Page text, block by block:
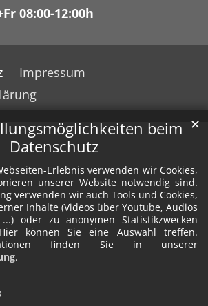
beim
Datenschutz
Erlebnis verwenden wir Cookies,
unserer Website notwendig sind.
verwenden wir auch Tools und Cookies,
Inhalte (Videos über Youtube, Audios
oder zu anonymen Statistikzwecken
können Sie eine Auswahl treffen.
finden Sie in unserer
.
✕
08:00-12:00h
Impressum